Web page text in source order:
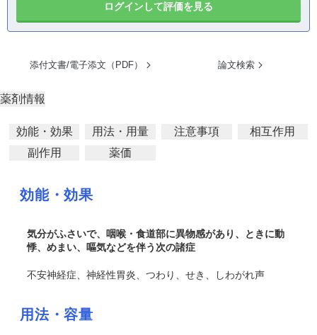
ログインして評価を見る
添付文書/電子添文（PDF） 論文検索
薬剤情報
効能・効果 用法・用量 注意事項
相互作用
副作用
薬価
効能・効果
気分がふさいで、咽喉・食道部に異物感があり、ときに動
悸、めまい、嘔気などを伴う次の諸症
不安神経症、神経性胃炎、つわり、せき、しわがれ声
用法・容量